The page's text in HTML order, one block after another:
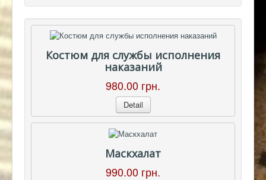
Костюм для службы исполнения
наказаний
980.00 грн.
Detail
Маскхалат
990.00 грн.